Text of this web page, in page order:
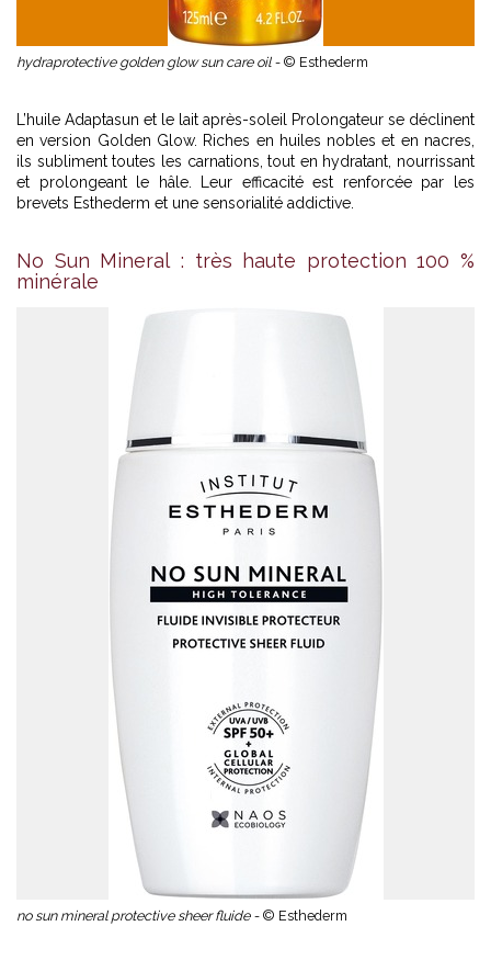
hydraprotective golden glow sun care oil - © Esthederm
L’huile Adaptasun et le lait après-soleil Prolongateur se déclinent
en version Golden Glow. Riches en huiles nobles et en nacres,
ils subliment toutes les carnations, tout en hydratant, nourrissant
et prolongeant le hâle. Leur efficacité est renforcée par les
brevets Esthederm et une sensorialité addictive.
No Sun Mineral : très haute protection 100 %
minérale
no sun mineral protective sheer fluide - © Esthederm